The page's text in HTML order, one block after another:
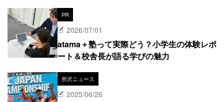
PR
2026/07/01
atama＋塾って実際どう？小学生の体験レポ
ート＆校舎長が語る学びの魅力
所沢ニュース
2025/06/26